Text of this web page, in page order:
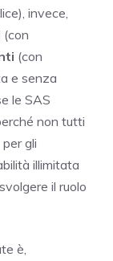
invece,
(con
(con
e senza
le SAS
non tutti
gli
illimitata
il ruolo
è,